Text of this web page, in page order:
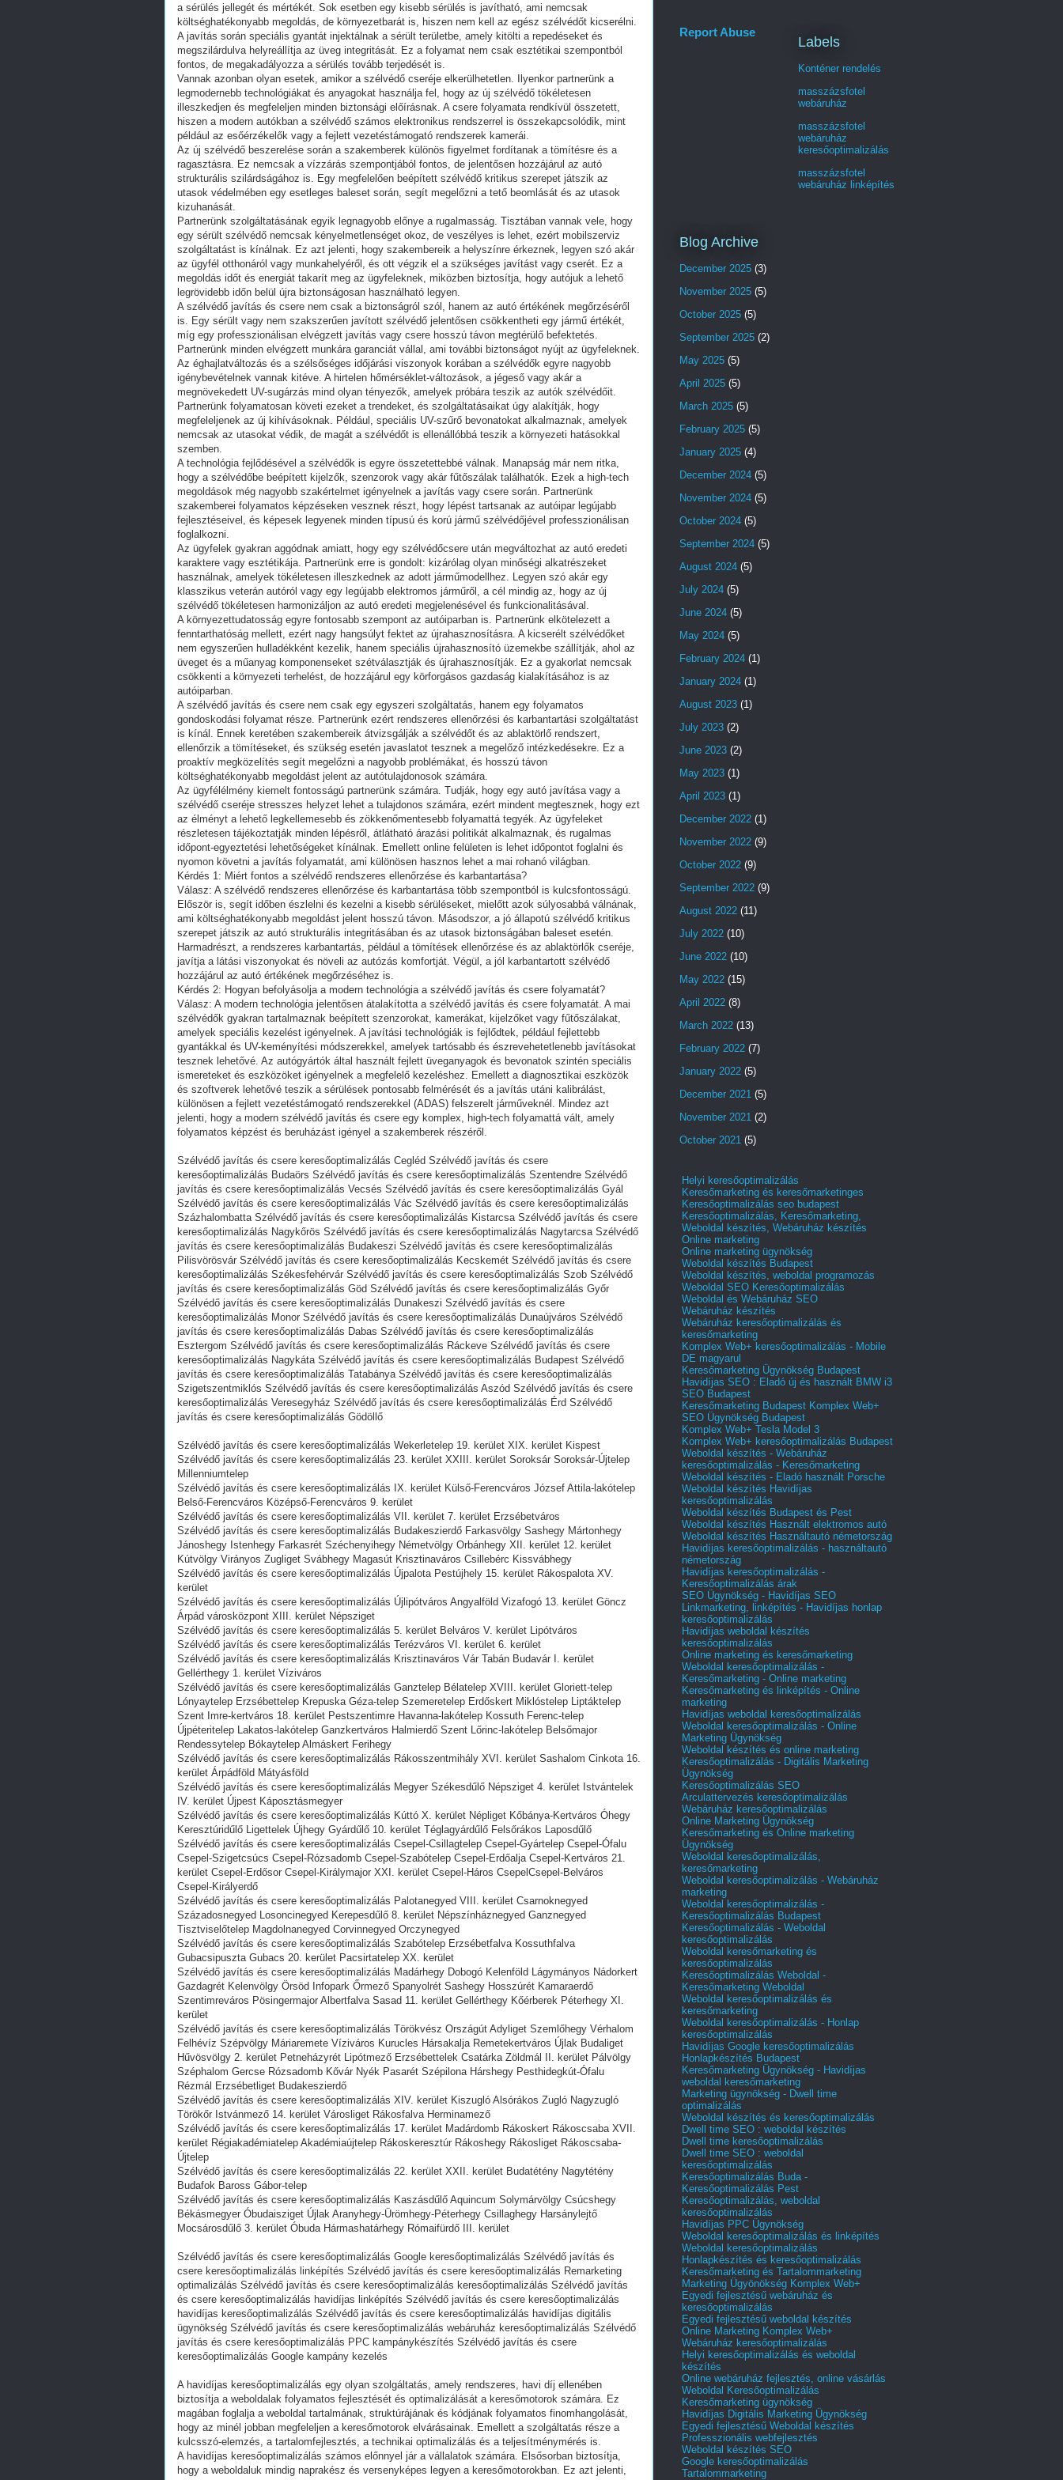
a sérülés jellegét és mértékét. Sok esetben egy kisebb sérülés is javítható, ami nemcsak
költséghatékonyabb megoldás, de környezetbarát is, hiszen nem kell az egész szélvédőt kicserélni.
A javítás során speciális gyantát injektálnak a sérült területbe, amely kitölti a repedéseket és
megszilárdulva helyreállítja az üveg integritását. Ez a folyamat nem csak esztétikai szempontból
fontos, de megakadályozza a sérülés tovább terjedését is.
Vannak azonban olyan esetek, amikor a szélvédő cseréje elkerülhetetlen. Ilyenkor partnerünk a
legmodernebb technológiákat és anyagokat használja fel, hogy az új szélvédő tökéletesen
illeszkedjen és megfeleljen minden biztonsági előírásnak. A csere folyamata rendkívül összetett,
hiszen a modern autókban a szélvédő számos elektronikus rendszerrel is összekapcsolódik, mint
például az esőérzékelők vagy a fejlett vezetéstámogató rendszerek kamerái.
Az új szélvédő beszerelése során a szakemberek különös figyelmet fordítanak a tömítésre és a
ragasztásra. Ez nemcsak a vízzárás szempontjából fontos, de jelentősen hozzájárul az autó
strukturális szilárdságához is. Egy megfelelően beépített szélvédő kritikus szerepet játszik az
utasok védelmében egy esetleges baleset során, segít megelőzni a tető beomlását és az utasok
kizuhanását.
Partnerünk szolgáltatásának egyik legnagyobb előnye a rugalmasság. Tisztában vannak vele, hogy
egy sérült szélvédő nemcsak kényelmetlenséget okoz, de veszélyes is lehet, ezért mobilszerviz
szolgáltatást is kínálnak. Ez azt jelenti, hogy szakembereik a helyszínre érkeznek, legyen szó akár
az ügyfél otthonáról vagy munkahelyéről, és ott végzik el a szükséges javítást vagy cserét. Ez a
megoldás időt és energiát takarít meg az ügyfeleknek, miközben biztosítja, hogy autójuk a lehető
legrövidebb időn belül újra biztonságosan használható legyen.
A szélvédő javítás és csere nem csak a biztonságról szól, hanem az autó értékének megőrzéséről
is. Egy sérült vagy nem szakszerűen javított szélvédő jelentősen csökkentheti egy jármű értékét,
míg egy professzionálisan elvégzett javítás vagy csere hosszú távon megtérülő befektetés.
Partnerünk minden elvégzett munkára garanciát vállal, ami további biztonságot nyújt az ügyfeleknek.
Az éghajlatváltozás és a szélsőséges időjárási viszonyok korában a szélvédők egyre nagyobb
igénybevételnek vannak kitéve. A hirtelen hőmérséklet-változások, a jégeső vagy akár a
megnövekedett UV-sugárzás mind olyan tényezők, amelyek próbára teszik az autók szélvédőit.
Partnerünk folyamatosan követi ezeket a trendeket, és szolgáltatásaikat úgy alakítják, hogy
megfeleljenek az új kihívásoknak. Például, speciális UV-szűrő bevonatokat alkalmaznak, amelyek
nemcsak az utasokat védik, de magát a szélvédőt is ellenállóbbá teszik a környezeti hatásokkal
szemben.
A technológia fejlődésével a szélvédők is egyre összetettebbé válnak. Manapság már nem ritka,
hogy a szélvédőbe beépített kijelzők, szenzorok vagy akár fűtőszálak találhatók. Ezek a high-tech
megoldások még nagyobb szakértelmet igényelnek a javítás vagy csere során. Partnerünk
szakemberei folyamatos képzéseken vesznek részt, hogy lépést tartsanak az autóipar legújabb
fejlesztéseivel, és képesek legyenek minden típusú és korú jármű szélvédőjével professzionálisan
foglalkozni.
Az ügyfelek gyakran aggódnak amiatt, hogy egy szélvédőcsere után megváltozhat az autó eredeti
karaktere vagy esztétikája. Partnerünk erre is gondolt: kizárólag olyan minőségi alkatrészeket
használnak, amelyek tökéletesen illeszkednek az adott járműmodellhez. Legyen szó akár egy
klasszikus veterán autóról vagy egy legújabb elektromos járműről, a cél mindig az, hogy az új
szélvédő tökéletesen harmonizáljon az autó eredeti megjelenésével és funkcionalitásával.
A környezettudatosság egyre fontosabb szempont az autóiparban is. Partnerünk elkötelezett a
fenntarthatóság mellett, ezért nagy hangsúlyt fektet az újrahasznosításra. A kicserélt szélvédőket
nem egyszerűen hulladékként kezelik, hanem speciális újrahasznosító üzemekbe szállítják, ahol az
üveget és a műanyag komponenseket szétválasztják és újrahasznosítják. Ez a gyakorlat nemcsak
csökkenti a környezeti terhelést, de hozzájárul egy körforgásos gazdaság kialakításához is az
autóiparban.
A szélvédő javítás és csere nem csak egy egyszeri szolgáltatás, hanem egy folyamatos
gondoskodási folyamat része. Partnerünk ezért rendszeres ellenőrzési és karbantartási szolgáltatást
is kínál. Ennek keretében szakembereik átvizsgálják a szélvédőt és az ablaktörlő rendszert,
ellenőrzik a tömítéseket, és szükség esetén javaslatot tesznek a megelőző intézkedésekre. Ez a
proaktív megközelítés segít megelőzni a nagyobb problémákat, és hosszú távon
költséghatékonyabb megoldást jelent az autótulajdonosok számára.
Az ügyfélélmény kiemelt fontosságú partnerünk számára. Tudják, hogy egy autó javítása vagy a
szélvédő cseréje stresszes helyzet lehet a tulajdonos számára, ezért mindent megtesznek, hogy ezt
az élményt a lehető legkellemesebb és zökkenőmentesebb folyamattá tegyék. Az ügyfeleket
részletesen tájékoztatják minden lépésről, átlátható árazási politikát alkalmaznak, és rugalmas
időpont-egyeztetési lehetőségeket kínálnak. Emellett online felületen is lehet időpontot foglalni és
nyomon követni a javítás folyamatát, ami különösen hasznos lehet a mai rohanó világban.
Kérdés 1: Miért fontos a szélvédő rendszeres ellenőrzése és karbantartása?
Válasz: A szélvédő rendszeres ellenőrzése és karbantartása több szempontból is kulcsfontosságú.
Először is, segít időben észlelni és kezelni a kisebb sérüléseket, mielőtt azok súlyosabbá válnának,
ami költséghatékonyabb megoldást jelent hosszú távon. Másodszor, a jó állapotú szélvédő kritikus
szerepet játszik az autó strukturális integritásában és az utasok biztonságában baleset esetén.
Harmadrészt, a rendszeres karbantartás, például a tömítések ellenőrzése és az ablaktörlők cseréje,
javítja a látási viszonyokat és növeli az autózás komfortját. Végül, a jól karbantartott szélvédő
hozzájárul az autó értékének megőrzéséhez is.
Kérdés 2: Hogyan befolyásolja a modern technológia a szélvédő javítás és csere folyamatát?
Válasz: A modern technológia jelentősen átalakította a szélvédő javítás és csere folyamatát. A mai
szélvédők gyakran tartalmaznak beépített szenzorokat, kamerákat, kijelzőket vagy fűtőszálakat,
amelyek speciális kezelést igényelnek. A javítási technológiák is fejlődtek, például fejlettebb
gyantákkal és UV-keményítési módszerekkel, amelyek tartósabb és észrevehetetlenebb javításokat
tesznek lehetővé. Az autógyártók által használt fejlett üveganyagok és bevonatok szintén speciális
ismereteket és eszközöket igényelnek a megfelelő kezeléshez. Emellett a diagnosztikai eszközök
és szoftverek lehetővé teszik a sérülések pontosabb felmérését és a javítás utáni kalibrálást,
különösen a fejlett vezetéstámogató rendszerekkel (ADAS) felszerelt járműveknél. Mindez azt
jelenti, hogy a modern szélvédő javítás és csere egy komplex, high-tech folyamattá vált, amely
folyamatos képzést és beruházást igényel a szakemberek részéről.
Szélvédő javítás és csere keresőoptimalizálás Cegléd Szélvédő javítás és csere
keresőoptimalizálás Budaörs Szélvédő javítás és csere keresőoptimalizálás Szentendre Szélvédő
javítás és csere keresőoptimalizálás Vecsés Szélvédő javítás és csere keresőoptimalizálás Gyál
Szélvédő javítás és csere keresőoptimalizálás Vác Szélvédő javítás és csere keresőoptimalizálás
Százhalombatta Szélvédő javítás és csere keresőoptimalizálás Kistarcsa Szélvédő javítás és csere
keresőoptimalizálás Nagykőrös Szélvédő javítás és csere keresőoptimalizálás Nagytarcsa Szélvédő
javítás és csere keresőoptimalizálás Budakeszi Szélvédő javítás és csere keresőoptimalizálás
Pilisvörösvár Szélvédő javítás és csere keresőoptimalizálás Kecskemét Szélvédő javítás és csere
keresőoptimalizálás Székesfehérvár Szélvédő javítás és csere keresőoptimalizálás Szob Szélvédő
javítás és csere keresőoptimalizálás Göd Szélvédő javítás és csere keresőoptimalizálás Győr
Szélvédő javítás és csere keresőoptimalizálás Dunakeszi Szélvédő javítás és csere
keresőoptimalizálás Monor Szélvédő javítás és csere keresőoptimalizálás Dunaújváros Szélvédő
javítás és csere keresőoptimalizálás Dabas Szélvédő javítás és csere keresőoptimalizálás
Esztergom Szélvédő javítás és csere keresőoptimalizálás Ráckeve Szélvédő javítás és csere
keresőoptimalizálás Nagykáta Szélvédő javítás és csere keresőoptimalizálás Budapest Szélvédő
javítás és csere keresőoptimalizálás Tatabánya Szélvédő javítás és csere keresőoptimalizálás
Szigetszentmiklós Szélvédő javítás és csere keresőoptimalizálás Aszód Szélvédő javítás és csere
keresőoptimalizálás Veresegyház Szélvédő javítás és csere keresőoptimalizálás Érd Szélvédő
javítás és csere keresőoptimalizálás Gödöllő
Szélvédő javítás és csere keresőoptimalizálás Wekerletelep 19. kerület XIX. kerület Kispest
Szélvédő javítás és csere keresőoptimalizálás 23. kerület XXIII. kerület Soroksár Soroksár-Újtelep
Millenniumtelep
Szélvédő javítás és csere keresőoptimalizálás IX. kerület Külső-Ferencváros József Attila-lakótelep
Belső-Ferencváros Középső-Ferencváros 9. kerület
Szélvédő javítás és csere keresőoptimalizálás VII. kerület 7. kerület Erzsébetváros
Szélvédő javítás és csere keresőoptimalizálás Budakeszierdő Farkasvölgy Sashegy Mártonhegy
Jánoshegy Istenhegy Farkasrét Széchenyihegy Németvölgy Orbánhegy XII. kerület 12. kerület
Kútvölgy Virányos Zugliget Svábhegy Magasút Krisztinaváros Csillebérc Kissvábhegy
Szélvédő javítás és csere keresőoptimalizálás Újpalota Pestújhely 15. kerület Rákospalota XV.
kerület
Szélvédő javítás és csere keresőoptimalizálás Újlipótváros Angyalföld Vizafogó 13. kerület Göncz
Árpád városközpont XIII. kerület Népsziget
Szélvédő javítás és csere keresőoptimalizálás 5. kerület Belváros V. kerület Lipótváros
Szélvédő javítás és csere keresőoptimalizálás Terézváros VI. kerület 6. kerület
Szélvédő javítás és csere keresőoptimalizálás Krisztinaváros Vár Tabán Budavár I. kerület
Gellérthegy 1. kerület Víziváros
Szélvédő javítás és csere keresőoptimalizálás Ganztelep Bélatelep XVIII. kerület Gloriett-telep
Lónyaytelep Erzsébettelep Krepuska Géza-telep Szemeretelep Erdőskert Miklóstelep Liptáktelep
Szent Imre-kertváros 18. kerület Pestszentimre Havanna-lakótelep Kossuth Ferenc-telep
Újpéteritelep Lakatos-lakótelep Ganzkertváros Halmierdő Szent Lőrinc-lakótelep Belsőmajor
Rendessytelep Bókaytelep Almáskert Ferihegy
Szélvédő javítás és csere keresőoptimalizálás Rákosszentmihály XVI. kerület Sashalom Cinkota 16.
kerület Árpádföld Mátyásföld
Szélvédő javítás és csere keresőoptimalizálás Megyer Székesdűlő Népsziget 4. kerület Istvántelek
IV. kerület Újpest Káposztásmegyer
Szélvédő javítás és csere keresőoptimalizálás Kúttó X. kerület Népliget Kőbánya-Kertváros Óhegy
Keresztúridűlő Ligettelek Újhegy Gyárdűlő 10. kerület Téglagyárdűlő Felsőrákos Laposdűlő
Szélvédő javítás és csere keresőoptimalizálás Csepel-Csillagtelep Csepel-Gyártelep Csepel-Ófalu
Csepel-Szigetcsúcs Csepel-Rózsadomb Csepel-Szabótelep Csepel-Erdőalja Csepel-Kertváros 21.
kerület Csepel-Erdősor Csepel-Királymajor XXI. kerület Csepel-Háros CsepelCsepel-Belváros
Csepel-Királyerdő
Szélvédő javítás és csere keresőoptimalizálás Palotanegyed VIII. kerület Csarnoknegyed
Századosnegyed Losoncinegyed Kerepesdűlő 8. kerület Népszínháznegyed Ganznegyed
Tisztviselőtelep Magdolnanegyed Corvinnegyed Orczynegyed
Szélvédő javítás és csere keresőoptimalizálás Szabótelep Erzsébetfalva Kossuthfalva
Gubacsipuszta Gubacs 20. kerület Pacsirtatelep XX. kerület
Szélvédő javítás és csere keresőoptimalizálás Madárhegy Dobogó Kelenföld Lágymányos Nádorkert
Gazdagrét Kelenvölgy Örsöd Infopark Őrmező Spanyolrét Sashegy Hosszúrét Kamaraerdő
Szentimreváros Pösingermajor Albertfalva Sasad 11. kerület Gellérthegy Kőérberek Péterhegy XI.
kerület
Szélvédő javítás és csere keresőoptimalizálás Törökvész Országút Adyliget Szemlőhegy Vérhalom
Felhévíz Szépvölgy Máriaremete Víziváros Kurucles Hársakalja Remetekertváros Újlak Budaliget
Hűvösvölgy 2. kerület Petneházyrét Lipótmező Erzsébettelek Csatárka Zöldmál II. kerület Pálvölgy
Széphalom Gercse Rózsadomb Kővár Nyék Pasarét Szépilona Hárshegy Pesthidegkút-Ófalu
Rézmál Erzsébetliget Budakeszierdő
Szélvédő javítás és csere keresőoptimalizálás XIV. kerület Kiszugló Alsórákos Zugló Nagyzugló
Törökőr Istvánmező 14. kerület Városliget Rákosfalva Herminamező
Szélvédő javítás és csere keresőoptimalizálás 17. kerület Madárdomb Rákoskert Rákoscsaba XVII.
kerület Régiakadémiatelep Akadémiaújtelep Rákoskeresztúr Rákoshegy Rákosliget Rákoscsaba-
Újtelep
Szélvédő javítás és csere keresőoptimalizálás 22. kerület XXII. kerület Budatétény Nagytétény
Budafok Baross Gábor-telep
Szélvédő javítás és csere keresőoptimalizálás Kaszásdűlő Aquincum Solymárvölgy Csúcshegy
Békásmegyer Óbudaisziget Újlak Aranyhegy-Ürömhegy-Péterhegy Csillaghegy Harsánylejtő
Mocsárosdűlő 3. kerület Óbuda Hármashatárhegy Rómaifürdő III. kerület
Szélvédő javítás és csere keresőoptimalizálás Google keresőoptimalizálás Szélvédő javítás és
csere keresőoptimalizálás linképítés Szélvédő javítás és csere keresőoptimalizálás Remarketing
optimalizálás Szélvédő javítás és csere keresőoptimalizálás keresőoptimalizálás Szélvédő javítás
és csere keresőoptimalizálás havidíjas linképítés Szélvédő javítás és csere keresőoptimalizálás
havidíjas keresőoptimalizálás Szélvédő javítás és csere keresőoptimalizálás havidíjas digitális
ügynökség Szélvédő javítás és csere keresőoptimalizálás webáruház keresőoptimalizálás Szélvédő
javítás és csere keresőoptimalizálás PPC kampánykészítés Szélvédő javítás és csere
keresőoptimalizálás Google kampány kezelés
A havidíjas keresőoptimalizálás egy olyan szolgáltatás, amely rendszeres, havi díj ellenében
biztosítja a weboldalak folyamatos fejlesztését és optimalizálását a keresőmotorok számára. Ez
magában foglalja a weboldal tartalmának, struktúrájának és kódjának folyamatos finomhangolását,
hogy az minél jobban megfeleljen a keresőmotorok elvárásainak. Emellett a szolgáltatás része a
kulcsszó-elemzés, a tartalomfejlesztés, a technikai optimalizálás és a teljesítménymérés is.
A havidíjas keresőoptimalizálás számos előnnyel jár a vállalatok számára. Elsősorban biztosítja,
hogy a weboldaluk mindig naprakész és versenyképes legyen a keresőmotorokban. Ez azt jelenti,
Report Abuse
Labels
Konténer rendelés
masszázsfotel
webáruház
masszázsfotel
webáruház
keresőoptimalizálás
masszázsfotel
webáruház linképítés
Blog Archive
December 2025 (3)
November 2025 (5)
October 2025 (5)
September 2025 (2)
May 2025 (5)
April 2025 (5)
March 2025 (5)
February 2025 (5)
January 2025 (4)
December 2024 (5)
November 2024 (5)
October 2024 (5)
September 2024 (5)
August 2024 (5)
July 2024 (5)
June 2024 (5)
May 2024 (5)
February 2024 (1)
January 2024 (1)
August 2023 (1)
July 2023 (2)
June 2023 (2)
May 2023 (1)
April 2023 (1)
December 2022 (1)
November 2022 (9)
October 2022 (9)
September 2022 (9)
August 2022 (11)
July 2022 (10)
June 2022 (10)
May 2022 (15)
April 2022 (8)
March 2022 (13)
February 2022 (7)
January 2022 (5)
December 2021 (5)
November 2021 (2)
October 2021 (5)
Helyi keresőoptimalizálás
Keresőmarketing és keresőmarketinges
Keresőoptimalizálás seo budapest
Keresőoptimalizálás, Keresőmarketing,
Weboldal készítés, Webáruház készítés
Online marketing
Online marketing ügynökség
Weboldal készítés Budapest
Weboldal készítés, weboldal programozás
Weboldal SEO Keresőoptimalizálás
Weboldal és Webáruház SEO
Webáruház készítés
Webáruház keresőoptimalizálás és
keresőmarketing
Komplex Web+ keresőoptimalizálás - Mobile
DE magyarul
Keresőmarketing Ügynökség Budapest
Havidíjas SEO : Eladó új és használt BMW i3
SEO Budapest
Keresőmarketing Budapest Komplex Web+
SEO Ügynökség Budapest
Komplex Web+ Tesla Model 3
Komplex Web+ keresőoptimalizálás Budapest
Weboldal készítés - Webáruház
keresőoptimalizálás - Keresőmarketing
Weboldal készítés - Eladó használt Porsche
Weboldal készítés Havidíjas
keresőoptimalizálás
Weboldal készítés Budapest és Pest
Weboldal készítés Használt elektromos autó
Weboldal készítés Használtautó németország
Havidíjas keresőoptimalizálás - használtautó
németország
Havidíjas keresőoptimalizálás -
Keresőoptimalizálás árak
SEO Ügynökség - Havidíjas SEO
Linkmarketing, linképítés - Havidíjas honlap
keresőoptimalizálás
Havidíjas weboldal készítés
keresőoptimalizálás
Online marketing és keresőmarketing
Weboldal keresőoptimalizálás -
Keresőmarketing - Online marketing
Keresőmarketing és linképítés - Online
marketing
Havidíjas weboldal keresőoptimalizálás
Weboldal keresőoptimalizálás - Online
Marketing Ügynökség
Weboldal készítés és online marketing
Keresőoptimalizálás - Digitális Marketing
Ügynökség
Keresőoptimalizálás SEO
Arculattervezés keresőoptimalizálás
Webáruház keresőoptimalizálás
Online Marketing Ügynökség
Keresőmarketing és Online marketing
Ügynökség
Weboldal keresőoptimalizálás,
keresőmarketing
Weboldal keresőoptimalizálás - Webáruház
marketing
Weboldal keresőoptimalizálás -
Keresőoptimalizálás Budapest
Keresőoptimalizálás - Weboldal
keresőoptimalizálás
Weboldal keresőmarketing és
keresőoptimalizálás
Keresőoptimalizálás Weboldal -
Keresőmarketing Weboldal
Weboldal keresőoptimalizálás és
keresőmarketing
Weboldal keresőoptimalizálás - Honlap
keresőoptimalizálás
Havidíjas Google keresőoptimalizálás
Honlapkészítés Budapest
Keresőmarketing Ügynökség - Havidíjas
weboldal keresőmarketing
Marketing ügynökség - Dwell time
optimalizálás
Weboldal készítés és keresőoptimalizálás
Dwell time SEO : weboldal készítés
Dwell time keresőoptimalizálás
Dwell time SEO : weboldal
keresőoptimalizálás
Keresőoptimalizálás Buda -
Keresőoptimalizálás Pest
Keresőoptimalizálás, weboldal
keresőoptimalizálás
Havidíjas PPC Ügynökség
Weboldal keresőoptimalizálás és linképítés
Weboldal keresőoptimalizálás
Honlapkészítés és keresőoptimalizálás
Keresőmarketing és Tartalommarketing
Marketing Ügyönökség Komplex Web+
Egyedi fejlesztésű webáruház és
keresőoptimalizálás
Egyedi fejlesztésű weboldal készítés
Online Marketing Komplex Web+
Webáruház keresőoptimalizálás
Helyi keresőoptimalizálás és weboldal
készítés
Online webáruház fejlesztés, online vásárlás
Weboldal Keresőoptimalizálás
Keresőmarketing ügynökség
Havidíjas Digitális Marketing Ügynökség
Egyedi fejlesztésű Weboldal készítés
Professzionális webfejlesztés
Weboldal készítés SEO
Google keresőoptimalizálás
Tartalommarketing